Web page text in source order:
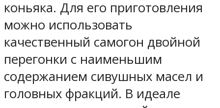
коньяка. Для его приготовления
можно использовать
качественный самогон двойной
перегонки с наименьшим
содержанием сивушных масел и
головных фракций. В идеале